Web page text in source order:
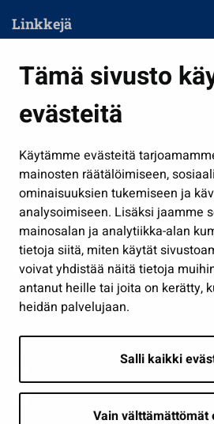
Tämä sivusto
evästeitä
Käytämme evästeitä
mainosten räätälöimiseen,
ominaisuuksien tukemiseen ja
analysoimiseen. Lisäksi jaamme
mainosalan ja analytiikka-alan
tietoja siitä, miten käytät
voivat yhdistää näitä tietoja
antanut heille tai joita on kerätty,
heidän palvelujaan.
Salli kaikki
Vain välttämättömät
Linkkejä
Kasvatus ja opetus
Kulttuuri ja liikunta
Työ ja yrittäminen
Osallistu ja asioi
Näytä omat evästeasetukseni
Seuraa meitä